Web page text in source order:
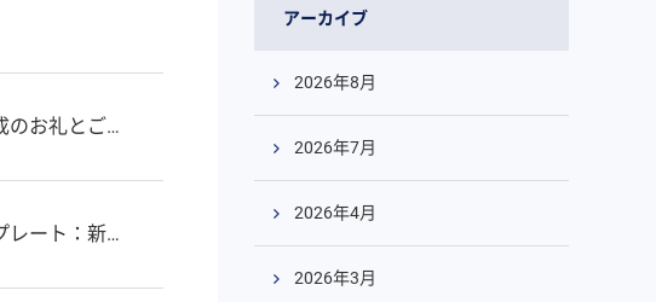
礼とご報告
に遠赤外線効果を
アーカイブ
2026年8月
2026年7月
2026年4月
2026年3月